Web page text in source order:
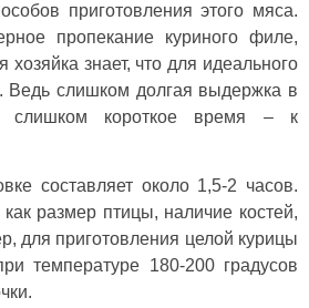
приготовления этого мяса.
пропекание куриного филе,
знает, что для идеального
Ведь слишком долгая выдержка в
слишком короткое время – к
составляет около 1,5-2 часов.
размер птицы, наличие костей,
для приготовления целой курицы
температуре 180-200 градусов